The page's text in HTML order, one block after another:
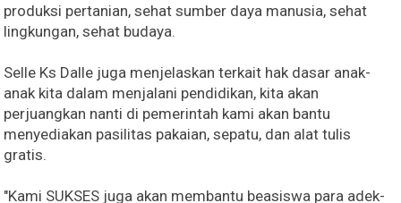
produksi pertanian, sehat sumber daya manusia, sehat
lingkungan, sehat budaya.
Selle Ks Dalle juga menjelaskan terkait hak dasar anak-
anak kita dalam menjalani pendidikan, kita akan
perjuangkan nanti di pemerintah kami akan bantu
menyediakan pasilitas pakaian, sepatu, dan alat tulis
gratis.
"Kami SUKSES juga akan membantu beasiswa para adek-